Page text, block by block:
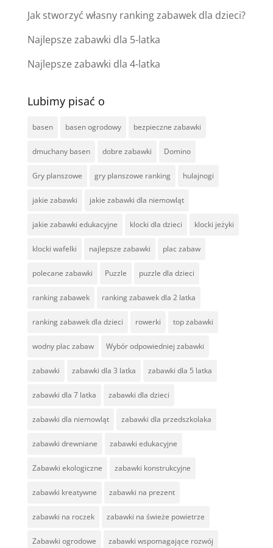
Jak stworzyć własny ranking zabawek dla dzieci?
Najlepsze zabawki dla 5-latka
Najlepsze zabawki dla 4-latka
Lubimy pisać o
basen basen ogrodowy bezpieczne zabawki
dmuchany basen dobre zabawki Domino
Gry planszowe gry planszowe ranking hulajnogi
jakie zabawki jakie zabawki dla niemowląt
jakie zabawki edukacyjne klocki dla dzieci klocki jeżyki
klocki wafelki najlepsze zabawki plac zabaw
polecane zabawki Puzzle puzzle dla dzieci
ranking zabawek ranking zabawek dla 2 latka
ranking zabawek dla dzieci rowerki top zabawki
wodny plac zabaw Wybór odpowiedniej zabawki
zabawki zabawki dla 3 latka zabawki dla 5 latka
zabawki dla 7 latka zabawki dla dzieci
zabawki dla niemowląt zabawki dla przedszkolaka
zabawki drewniane zabawki edukacyjne
Zabawki ekologiczne zabawki konstrukcyjne
zabawki kreatywne zabawki na prezent
zabawki na roczek zabawki na świeże powietrze
Zabawki ogrodowe zabawki wspomagające rozwój